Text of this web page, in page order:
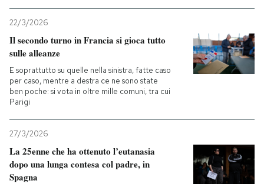
22/3/2026
Il secondo turno in Francia si gioca tutto
sulle alleanze
E soprattutto su quelle nella sinistra, fatte caso
per caso, mentre a destra ce ne sono state
ben poche: si vota in oltre mille comuni, tra cui
Parigi
27/3/2026
La 25enne che ha ottenuto l’eutanasia
dopo una lunga contesa col padre, in
Spagna